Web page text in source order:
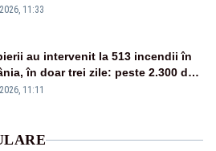
11:33
au intervenit la 513 incendii în
în doar trei zile: peste 2.300 de
de teren au fost afectate
11:11